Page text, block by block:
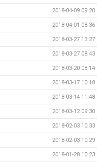
2018-04-09 09:20
2018-04-01 08:36
2018-03-27 13:27
2018-03-27 08:43
2018-03-20 08:14
2018-03-17 10:18
2018-03-14 11:48
2018-03-12 09:30
2018-02-03 10:33
2018-02-03 10:29
2018-01-28 10:23